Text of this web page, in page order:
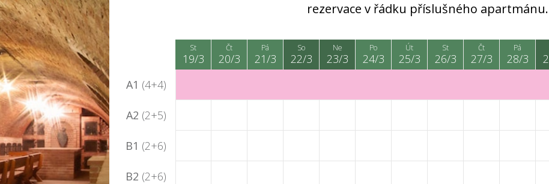
rezervace v řádku příslušného apartmánu.
A1 (4+4)
A2 (2+5)
B1 (2+6)
B2 (2+6)
St
19/3
Čt
20/3
Pá
21/3
So
22/3
Ne
23/3
Po
24/3
Út
25/3
St
26/3
Čt
27/3
Pá
28/3